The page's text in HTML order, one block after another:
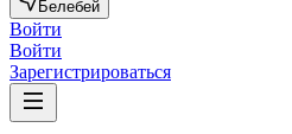
Белебей
Войти
Войти
Зарегистрироваться